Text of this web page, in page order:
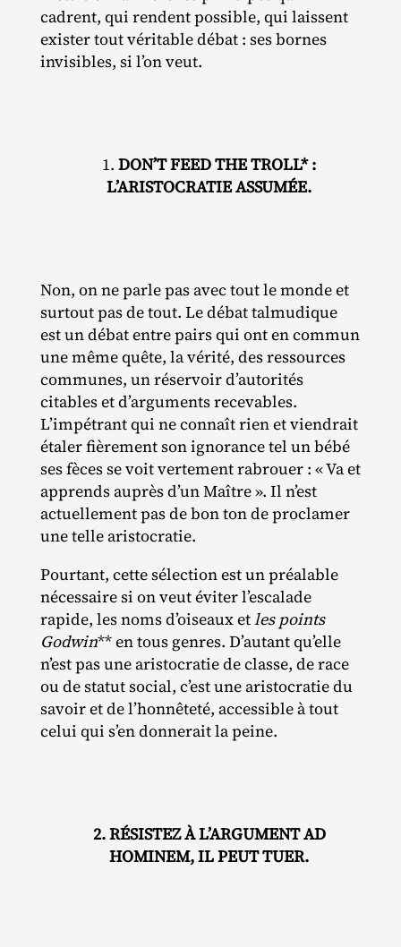
cadrent, qui rendent possible, qui laissent
exister tout véritable débat : ses bornes
invisibles, si l’on veut.
1.DON’T FEED THE TROLL* :
L’ARISTOCRATIE ASSUMÉE.
Non, on ne parle pas avec tout le monde et
surtout pas de tout. Le débat talmudique
est un débat entre pairs qui ont en commun
une même quête, la vérité, des ressources
communes, un réservoir d’autorités
citables et d’arguments recevables.
L’impétrant qui ne connaît rien et viendrait
étaler fièrement son ignorance tel un bébé
ses fèces se voit vertement rabrouer : « Va et
apprends auprès d’un Maître ». Il n’est
actuellement pas de bon ton de proclamer
une telle aristocratie.
Pourtant, cette sélection est un préalable
nécessaire si on veut éviter l’escalade
rapide, les noms d’oiseaux etles points
Godwin** en tous genres. D’autant qu’elle
n’est pas une aristocratie de classe, de race
ou de statut social, c’est une aristocratie du
savoir et de l’honnêteté, accessible à tout
celui qui s’en donnerait la peine.
2. RÉSISTEZ À L’ARGUMENT AD
HOMINEM, IL PEUT TUER.